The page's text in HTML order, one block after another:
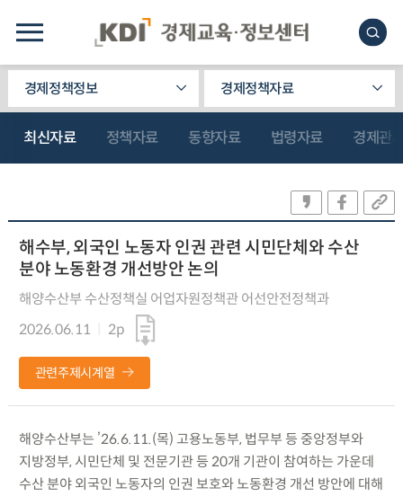
경제정책정보 경제정책자료
최신자료 정책자료 동향자료 법령자료 경제관
해수부, 외국인 노동자 인권 관련 시민단체와 수산
분야 노동환경 개선방안 논의
해양수산부 수산정책실 어업자원정책관 어선안전정책과
2026.06.11
2p
관련주제시계열
해양수산부는 ’26.6.11.(목) 고용노동부, 법무부 등 중앙정부와
지방정부, 시민단체 및 전문기관 등 20개 기관이 참여하는 가운데
수산 분야 외국인 노동자의 인권 보호와 노동환경 개선 방안에 대해